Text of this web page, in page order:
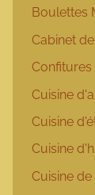
Boulettes
Cabinet
Cuisine
Cuisine
Cuisine
Cuisine